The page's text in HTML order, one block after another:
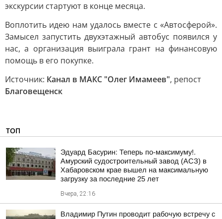
экскурсии стартуют в конце месяца.
Воплотить идею нам удалось вместе с «Автосферой».
Замысел запустить двухэтажный автобус появился у
нас, а организация выиграла грант на финансовую
помощь в его покупке.
Источник: Канал в МАКС "Олег Имамеев", репост
Благовещенск
ТОП
Эдуард Басурин: Теперь по-максимуму!.
Амурский судостроительный завод (АСЗ) в
Хабаровском крае вышел на максимальную
загрузку за последние 25 лет
Вчера, 22:16
Владимир Путин проводит рабочую встречу с